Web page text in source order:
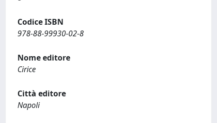
Codice ISBN
978-88-99930-02-8
Nome editore
Cirice
Città editore
Napoli